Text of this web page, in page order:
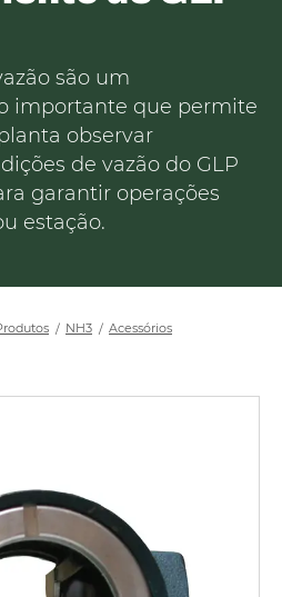
são um
importante que permite
observar
de vazão do GLP
garantir operações
estação.
NH3
Acessórios